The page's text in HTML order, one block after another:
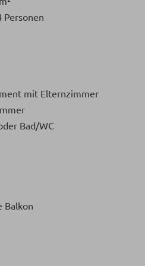
Personen
mit Elternzimmer
Bad/WC
Balkon